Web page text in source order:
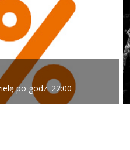
po godz. 22:00